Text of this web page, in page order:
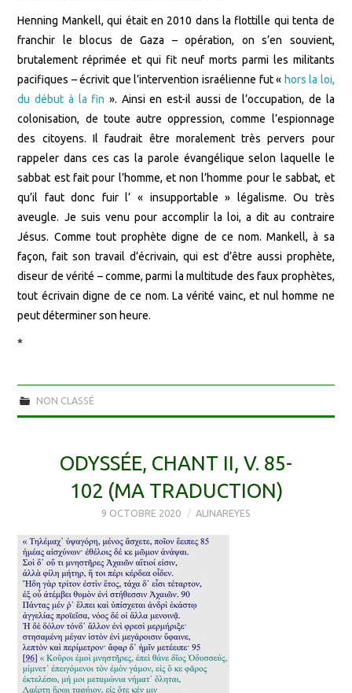
Henning Mankell, qui était en 2010 dans la flottille qui tenta de
franchir le blocus de Gaza – opération, on s’en souvient,
brutalement réprimée et qui fit neuf morts parmi les militants
pacifiques – écrivit que l’intervention israélienne fut « hors la loi,
du début à la fin ». Ainsi en est-il aussi de l’occupation, de la
colonisation, de toute autre oppression, comme l’espionnage
des citoyens. Il faudrait être moralement très pervers pour
rappeler dans ces cas la parole évangélique selon laquelle le
sabbat est fait pour l’homme, et non l’homme pour le sabbat, et
qu’il faut donc fuir l’ « insupportable » légalisme. Ou très
aveugle. Je suis venu pour accomplir la loi, a dit au contraire
Jésus. Comme tout prophète digne de ce nom. Mankell, à sa
façon, fait son travail d’écrivain, qui est d’être aussi prophète,
diseur de vérité – comme, parmi la multitude des faux prophètes,
tout écrivain digne de ce nom. La vérité vainc, et nul homme ne
peut déterminer son heure.
*
NON CLASSÉ
ODYSSÉE, CHANT II, V. 85-
102 (MA TRADUCTION)
9 OCTOBRE 2020 ALINAREYES